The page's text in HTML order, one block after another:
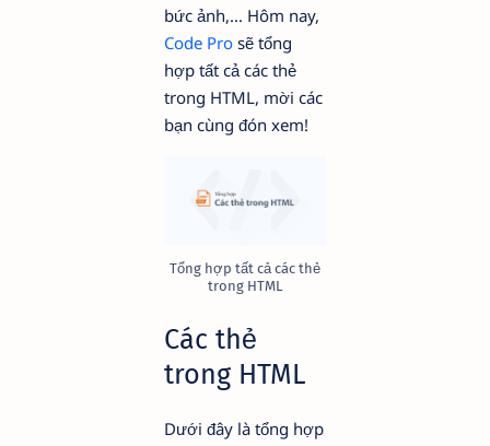
bức ảnh,... Hôm nay,
Code Pro sẽ tổng
hợp tất cả các thẻ
trong HTML, mời các
bạn cùng đón xem!
Tổng hợp tất cả các thẻ
trong HTML
Các thẻ
trong HTML
Dưới đây là tổng hợp